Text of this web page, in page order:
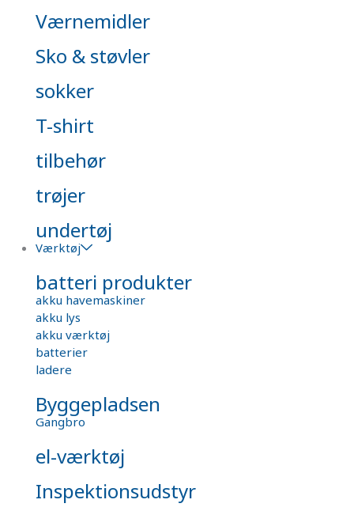
Værnemidler
Sko & støvler
sokker
T-shirt
tilbehør
trøjer
undertøj
Værktøj
batteri produkter
akku havemaskiner
akku lys
akku værktøj
batterier
ladere
Byggepladsen
Gangbro
el-værktøj
Inspektionsudstyr